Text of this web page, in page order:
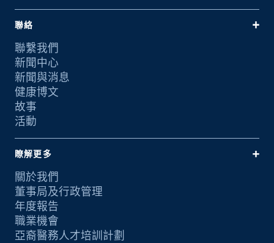
聯絡
聯繫我們
新聞中心
新聞與消息
健康博文
故事
活動
瞭解更多
關於我們
董事局及行政管理
年度報告
職業機會
亞裔醫務人才培訓計劃